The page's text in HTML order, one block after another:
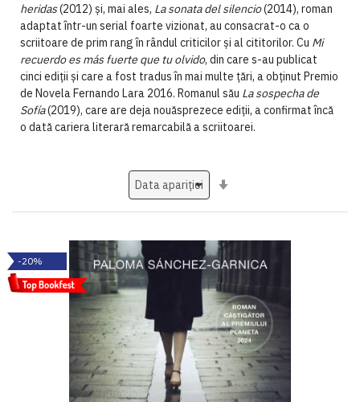
heridas(2012) și, mai ales, La sonata del silencio(2014), roman
adaptat într-un serial foarte vizionat, au consacrat-o ca o
scriitoare de prim rang în rândul criticilor și al cititorilor. Cu Mi
recuerdo es más fuerte que tu olvido, din care s-au publicat
cinci ediții și care a fost tradus în mai multe țări, a obținut Premio
de Novela Fernando Lara 2016. Romanul său La sospecha de
Sofía(2019), care are deja nouăsprezece ediții, a confirmat încă
o dată cariera literară remarcabilă a scriitoarei.
-20%